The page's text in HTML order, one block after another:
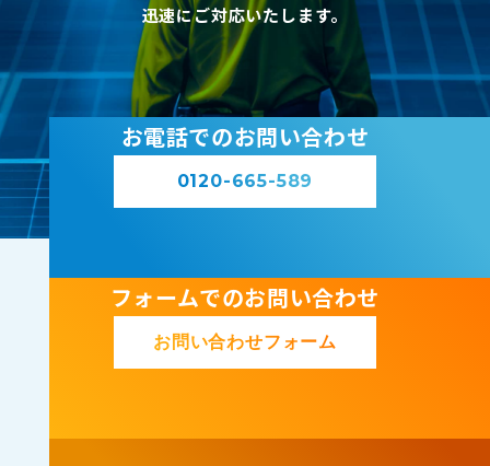
迅速にご対応いたします。
お電話でのお問い合わせ
0120-665-589
フォームでのお問い合わせ
お問い合わせフォーム